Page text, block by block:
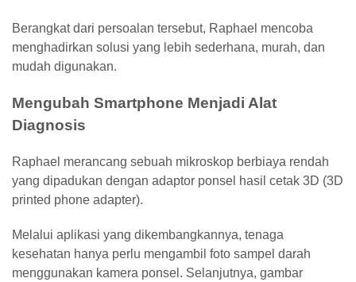
Berangkat dari persoalan tersebut, Raphael mencoba
menghadirkan solusi yang lebih sederhana, murah, dan
mudah digunakan.
Mengubah Smartphone Menjadi Alat
Diagnosis
Raphael merancang sebuah mikroskop berbiaya rendah
yang dipadukan dengan adaptor ponsel hasil cetak 3D (3D
printed phone adapter).
Melalui aplikasi yang dikembangkannya, tenaga
kesehatan hanya perlu mengambil foto sampel darah
menggunakan kamera ponsel. Selanjutnya, gambar